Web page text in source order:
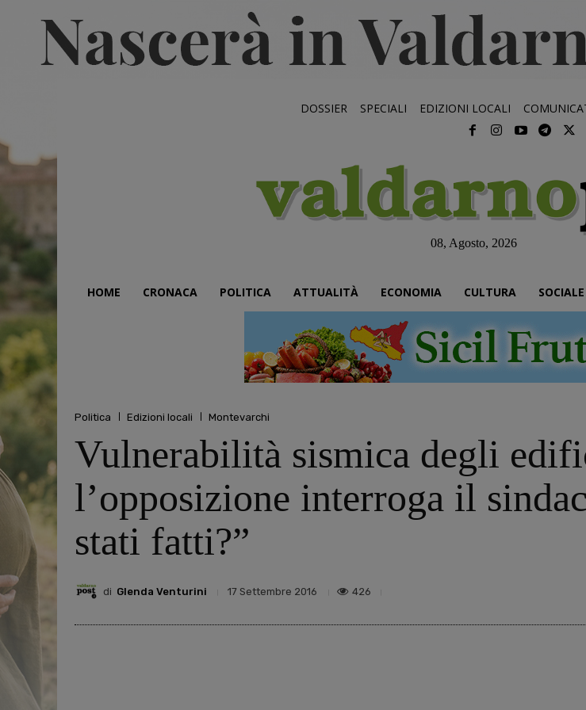
DOSSIER SPECIALI EDIZIONI LOCALI
08, Agosto, 2026
HOME CRONACA POLITICA ATTUALITÀ ECONOMIA CULTURA SOCIALE
Politica Edizioni locali Montevarchi
Vulnerabilità sismica degli
l’opposizione interroga il
stati fatti?”
di Glenda Venturini 17 Settembre 2016 426